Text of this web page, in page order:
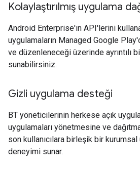
Kolaylaştırılmış uygulama
Android Enterprise'ın API'lerini
uygulamaların Managed Google
ve düzenleneceği üzerinde ayrıntılı
sunabilirsiniz.
Gizli uygulama desteği
BT yöneticilerinin herkese açık
uygulamaları yönetmesine ve
son kullanıcılara birleşik bir
deneyimi sunar.